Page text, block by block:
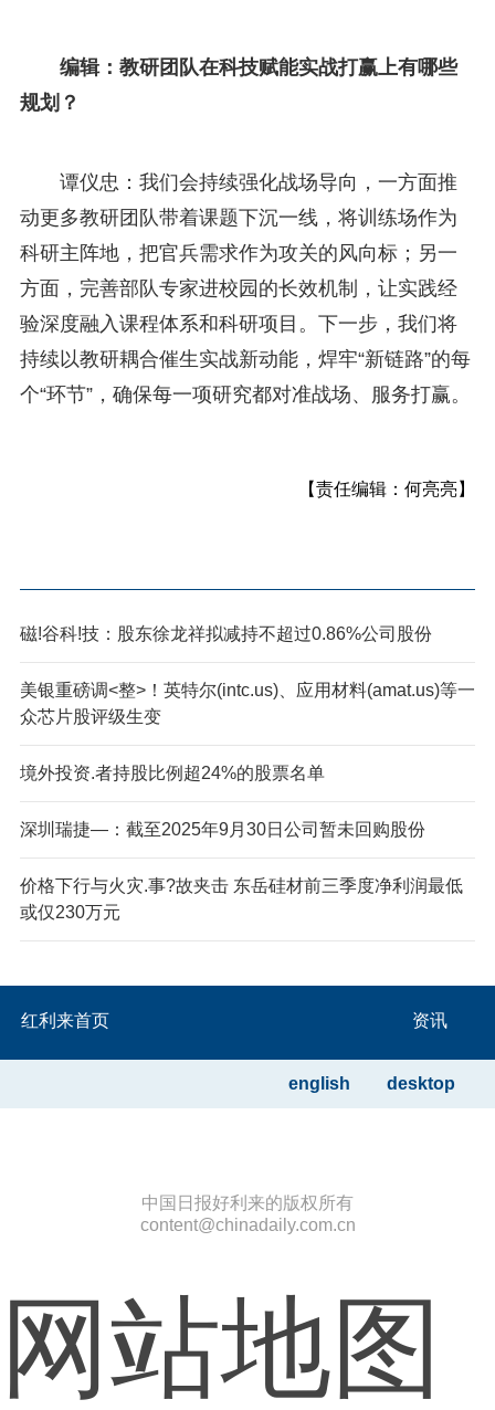
编辑：教研团队在科技赋能实战打赢上有哪些
规划？
谭仪忠：我们会持续强化战场导向，一方面推
动更多教研团队带着课题下沉一线，将训练场作为
科研主阵地，把官兵需求作为攻关的风向标；另一
方面，完善部队专家进校园的长效机制，让实践经
验深度融入课程体系和科研项目。下一步，我们将
持续以教研耦合催生实战新动能，焊牢“新链路”的每
个“环节”，确保每一项研究都对准战场、服务打赢。
【责任编辑：何亮亮】
磁!谷科!技：股东徐龙祥拟减持不超过0.86%公司股份
美银重磅调<整>！英特尔(intc.us)、应用材料(amat.us)等一
众芯片股评级生变
境外投资.者持股比例超24%的股票名单
深圳瑞捷—：截至2025年9月30日公司暂未回购股份
价格下行与火灾.事?故夹击 东岳硅材前三季度净利润最低
或仅230万元
红利来首页 资讯
desktop
english
中国日报好利来的版权所有
content@chinadaily.com.cn
网站地图